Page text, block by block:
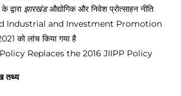
के द्वारा झारखंडऔद्योगिक और निवेश प्रोत्साहन नीति
Industrial and Investment Promotion
को लांच किया गया है
Replaces the 2016 JIIPP Policy
तथ्य